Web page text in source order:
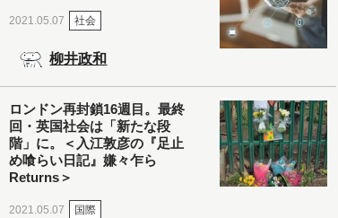
2021.05.07 社会
柳井政和
ロンドン再封鎖16週目。最終
回・英国社会は「新たな段
階」に。＜入江敦彦の『足止
め喰らい日記』嫌々乍ら
Returns＞
2021.05.07 国際